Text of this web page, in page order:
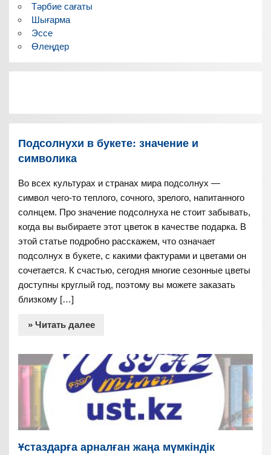
Тәрбие сағаты
Шығарма
Эссе
Өлеңдер
Подсолнухи в букете: значение и
символика
Во всех культурах и странах мира подсолнух —
символ чего-то теплого, сочного, зрелого, напитанного
солнцем. Про значение подсолнуха не стоит забывать,
когда вы выбираете этот цветок в качестве подарка. В
этой статье подробно расскажем, что означает
подсолнух в букете, с какими фактурами и цветами он
сочетается. К счастью, сегодня многие сезонные цветы
доступны круглый год, поэтому вы можете заказать
близкому […]
» Читать далее
Ұстаздарға арналған жаңа мүмкіндік